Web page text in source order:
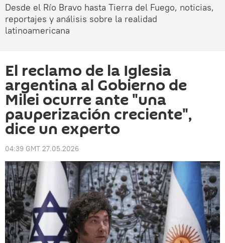
Desde el Río Bravo hasta Tierra del Fuego, noticias,
reportajes y análisis sobre la realidad
latinoamericana
El reclamo de la Iglesia
argentina al Gobierno de
Milei ocurre ante "una
pauperización creciente",
dice un experto
04:39 GMT 27.05.2026